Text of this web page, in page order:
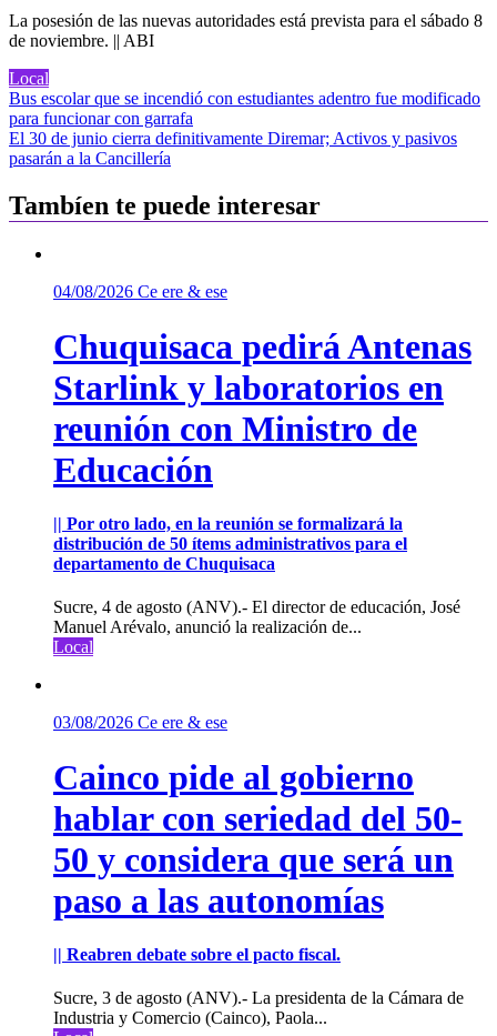
La posesión de las nuevas autoridades está prevista para el sábado 8
de noviembre. || ABI
Local
Navegación
de
entradas
Bus escolar que se incendió con estudiantes adentro fue modificado
para funcionar con garrafa
El 30 de junio cierra definitivamente Diremar; Activos y pasivos
pasarán a la Cancillería
Tambíen te puede interesar
04/08/2026 Ce ere & ese
Chuquisaca pedirá Antenas
Starlink y laboratorios en
reunión con Ministro de
Educación
|| Por otro lado, en la reunión se formalizará la
distribución de 50 ítems administrativos para el
departamento de Chuquisaca
Sucre, 4 de agosto (ANV).- El director de educación, José
Manuel Arévalo, anunció la realización de...
Local
03/08/2026 Ce ere & ese
Cainco pide al gobierno
hablar con seriedad del 50-
50 y considera que será un
paso a las autonomías
|| Reabren debate sobre el pacto fiscal.
Sucre, 3 de agosto (ANV).- La presidenta de la Cámara de
Industria y Comercio (Cainco), Paola...